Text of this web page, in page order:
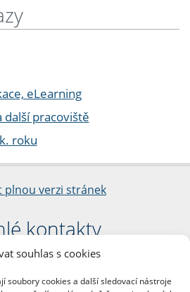
souhlas s cookies
soubory cookies a další sledovací nástroje
eLearning
další pracoviště
roku
plnou verzi stránek
kontakty
fakulta
Palacha 1/2